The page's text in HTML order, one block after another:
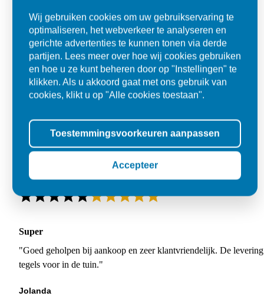
Super
"Goed geholpen bij aankoop en zeer klantvriendelijk. De
tegels voor in de tuin."
Jolanda
Wij gebruiken cookies om uw gebruikservaring te
optimaliseren, het webverkeer te analyseren en
gerichte advertenties te kunnen tonen via derde
partijen. Lees meer over hoe wij cookies gebruiken
en hoe u ze kunt beheren door op "Instellingen" te
klikken. Als u akkoord gaat met ons gebruik van
cookies, klikt u op "Alle cookies toestaan".
Toestemmingsvoorkeuren aanpassen
Accepteer